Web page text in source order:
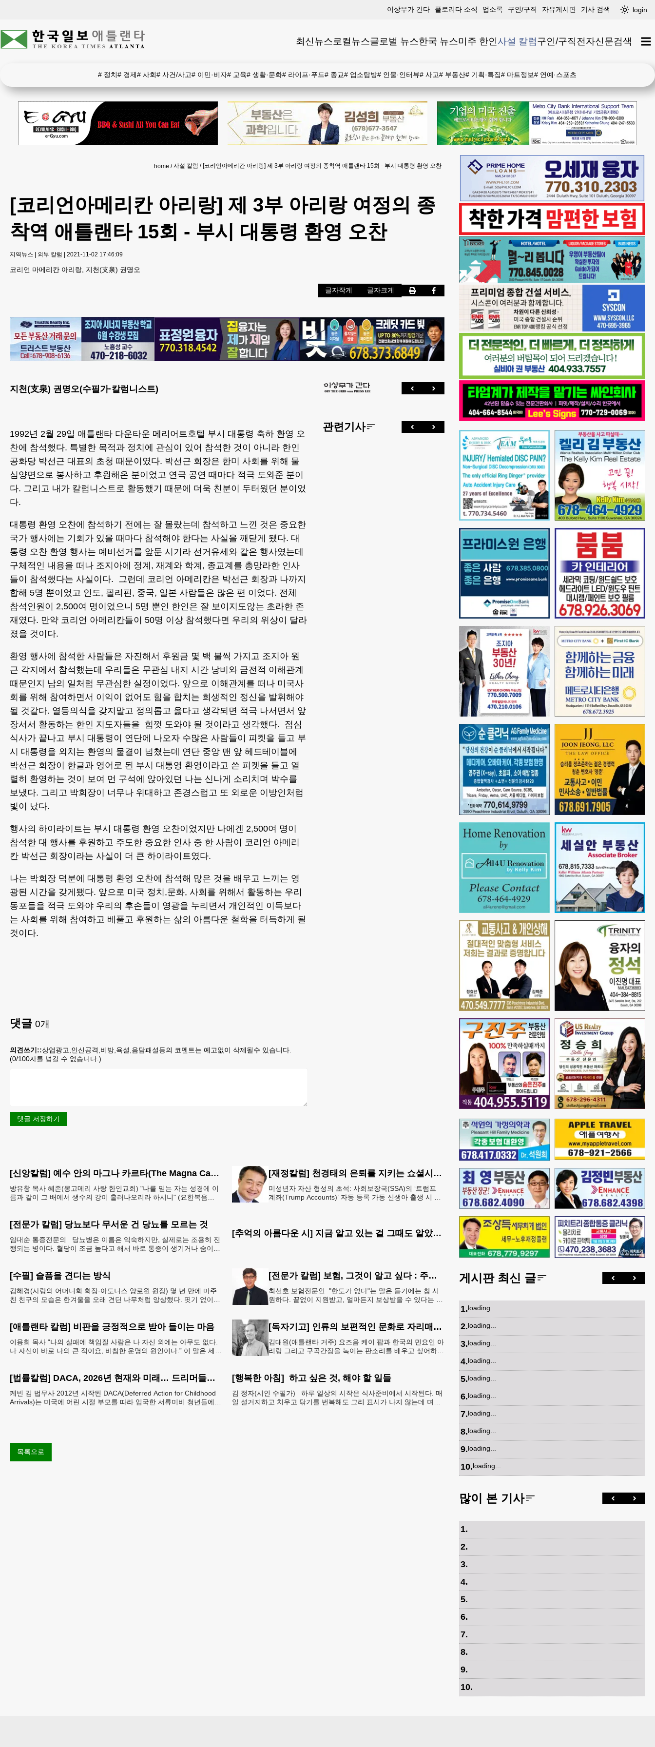
이상무가 간다 플로리다 소식 업소록 구인/구직 자유게시판 기사 검색 login
최신뉴스로컬뉴스글로벌 뉴스한국 뉴스미주 한인사설 칼럼구인/구직전자신문검색
# 정치# 경제# 사회# 사건/사고# 이민·비자# 교육# 생활·문화# 라이프·푸드# 종교# 업소탐방# 인물·인터뷰# 사고# 부동산# 기획·특집# 마트정보# 연예·스포츠
home 사설 칼럼 [코리언아메리칸 아리랑] 제 3부 아리랑 여정의 종착역 애틀랜타 15회 - 부시 대통령 환영 오찬
[코리언아메리칸 아리랑] 제 3부 아리랑 여정의 종
착역 애틀랜타 15회 - 부시 대통령 환영 오찬
지역뉴스 | 외부 칼럼 | 2021-11-02 17:46:09
코리언 마메리칸 아리랑, 지천(支泉) 권명오
글자작게 글자크게
지천(支泉) 권명오(수필가·칼럼니스트)
1992년 2월 29일 애틀랜타 다운타운 메리어트호텔 부시 대통령 축하 환영 오
찬에 참석했다. 특별한 목적과 정치에 관심이 있어 참석한 것이 아니라 한인
공화당 박선근 대표의 초청 때문이였다. 박선근 회장은 한미 사회를 위해 물
심양면으로 봉사하고 후원해온 분이었고 연극 공연 때마다 적극 도와준 분이
다. 그리고 내가 칼럼니스트로 활동했기 때문에 더욱 친분이 두터웠던 분이었
다.
대통령 환영 오찬에 참석하기 전에는 잘 몰랐는데 참석하고 느낀 것은 중요한
국가 행사에는 기회가 있을 때마다 참석해야 한다는 사실을 깨닫게 됐다. 대
통령 오찬 환영 행사는 예비선거를 앞둔 시기라 선거유세와 같은 행사였는데
구체적인 내용을 떠나 조지아에 정계, 재계와 학계, 종교계를 총망라한 인사
들이 참석했다는 사실이다. 그런데 코리언 아메리칸은 박선근 회장과 나까지
합해 5명 뿐이었고 인도, 필리핀, 중국, 일본 사람들은 많은 편 이었다. 전체
참석인원이 2,500여 명이었으니 5명 뿐인 한인은 잘 보이지도않는 초라한 존
재였다. 만약 코리언 아메리칸들이 50명 이상 참석했다면 우리의 위상이 달라
졌을 것이다.
환영 행사에 참석한 사람들은 자진해서 후원금 몇 백 불씩 가지고 조지아 원
근 각지에서 참석했는데 우리들은 무관심 내지 시간 낭비와 금전적 이해관계
때문인지 남의 일처럼 무관심한 실정이었다. 앞으로 이해관계를 떠나 미국사
회를 위해 참여하면서 이익이 없어도 힘을 합치는 희생적인 정신을 발휘해야
될 것같다. 열등의식을 갖지말고 정의롭고 옳다고 생각되면 적극 나서면서 앞
장서서 활동하는 한인 지도자들을 힘껏 도와야 될 것이라고 생각했다. 점심
식사가 끝나고 부시 대통령이 연단에 나오자 수많은 사람들이 피켓을 들고 부
시 대통령을 외치는 환영의 물결이 넘쳤는데 연단 중앙 맨 앞 헤드테이블에
박선근 회장이 한글과 영어로 된 부시 대통영 환영이라고 쓴 피켓을 들고 열
렬히 환영하는 것이 보여 먼 구석에 앉아있던 나는 신나게 소리치며 박수를
보냈다. 그리고 박회장이 너무나 위대하고 존경스럽고 또 외로운 이방인처럼
빛이 났다.
행사의 하이라이트는 부시 대통령 환영 오찬이었지만 나에겐 2,500여 명이
참석한 대 행사를 후원하고 주도한 중요한 인사 중 한 사람이 코리언 아메리
칸 박선근 회장이라는 사실이 더 큰 하이라이트였다.
나는 박회장 덕분에 대통령 환영 오찬에 참석해 많은 것을 배우고 느끼는 영
광된 시간을 갖게됐다. 앞으로 미국 정치,문화, 사회를 위해서 활동하는 우리
동포들을 적극 도와야 우리의 후손들이 영광을 누리면서 개인적인 이득보다
는 사회를 위해 참여하고 베풀고 후원하는 삶의 아름다운 철학을 터득하게 될
것이다.
댓글 0개
의견쓰기::상업광고,인신공격,비방,욕설,음담패설등의 코멘트는 예고없이 삭제될수 있습니다.
(0/100자를 넘길 수 없습니다.)
댓글 저장하기
관련기사
[신앙칼럼] 예수 안의 마그나 카르타(The Magna Carta in Jesus, 요한복음John 7:38)
방유창 목사 혜존(몽고메리 사랑 한인교회) "나를 믿는 자는 성경에 이
름과 같이 그 배에서 생수의 강이 흘러나오리라 하시니" (요한복음
[재정칼럼] 천경태의 은퇴를 지키는 쇼셜시큐리티 인사이트 - 은퇴와 생활의 기초를 지키는 가장 현실적인 제도 읽기 (18)
미성년자 자산 형성의 초석: 사회보장국(SSA)의 ‘트럼프
계좌(Trump Accounts)’ 자동 등록 가동 신생아 출생 시 자
[전문가 칼럼] 당뇨보다 무서운 건 당뇨를 모르는 것
임대순 통증전문의 당뇨병은 이름은 익숙하지만, 실제로는 조용히 진
행되는 병이다. 혈당이 조금 높다고 해서 바로 통증이 생기거나 숨이
[추억의 아름다운 시] 지금 알고 있는 걸 그때도 알았더라면
[수필] 슬픔을 견디는 방식
김혜경(사랑의 어머니회 회장·아도니스 양로원 원장) 몇 년 만에 마주
친 친구의 모습은 한겨울을 오래 견딘 나무처럼 앙상했다. 핏기 없이
[전문가 칼럼] 보험, 그것이 알고 싶다 : 주택보험, 보상 한도액은 얼마나 가입해야 할까?
최선호 보험전문인 "한도가 없다"는 말은 듣기에는 참 시
원하다. 끝없이 지원받고, 얼마든지 보상받을 수 있다는 뜻
[애틀랜타 칼럼] 비판을 긍정적으로 받아 들이는 마음
이용희 목사 “나의 실패에 책임질 사람은 나 자신 외에는 아무도 없다.
나 자신이 바로 나의 큰 적이요, 비참한 운명의 원인이다.” 이 말은 세인
[독자기고] 인류의 보편적인 문화로 자리매김 한 K-컬쳐
김대원(애틀랜타 거주) 요즈음 케이 팝과 한국의 민요인 아
리랑 그리고 구곡간장을 녹이는 판소리를 배우고 싶어하는
[법률칼럼] DACA, 2026년 현재와 미래… 드리머들의 선택은 무엇인가
케빈 김 법무사 2012년 시작된 DACA(Deferred Action for Childhood
Arrivals)는 미국에 어린 시절 부모를 따라 입국한 서류미비 청년들에게
[행복한 아침] 하고 싶은 것, 해야 할 일들
김 정자(시인 수필가) 하루 일상의 시작은 식사준비에서 시작된다. 매
일 설거지하고 치우고 닦기를 번복해도 그리 표시가 나지 않는데 며칠
목록으로
게시판 최신 글
1.loading...
2.loading...
3.loading...
4.loading...
5.loading...
6.loading...
7.loading...
8.loading...
9.loading...
10.loading...
많이 본 기사
1.
2.
3.
4.
5.
6.
7.
8.
9.
10.